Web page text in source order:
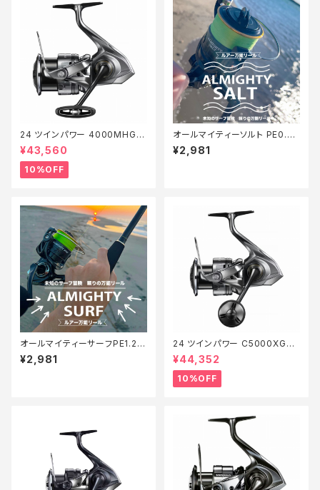
24 ツインパワー 4000MHG
【継続セール_リール】【10】
¥43,560
10%OFF
オールマイティーソルト PE0.8
号150m Tオリ
¥2,981
オールマイティーサーフPE1.2 2
00m【Tオリ】
¥2,981
24 ツインパワー C5000XG
【継続セール_リール】【10】
¥44,352
10%OFF